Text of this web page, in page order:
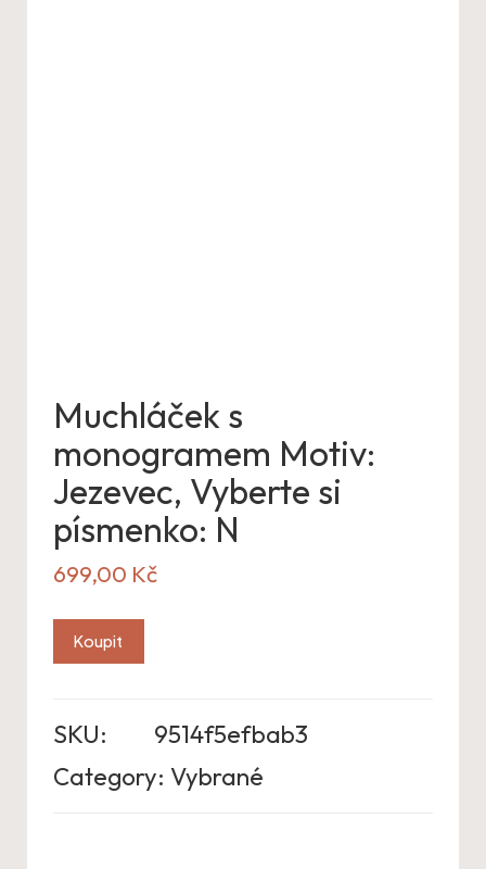
Muchláček s
monogramem Motiv:
Jezevec, Vyberte si
písmenko: N
699,00 Kč
Koupit
SKU:
9514f5efbab3
Category: Vybrané